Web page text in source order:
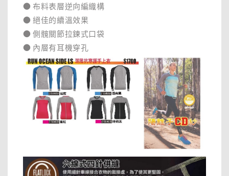
● 布料表層逆向編織構
● 絕佳的續溫效果
● 側髖關節拉鍊式口袋
● 內層有耳機穿孔